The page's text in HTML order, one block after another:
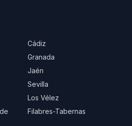
Cádiz
Granada
Jaén
Sevilla
Los Vélez
Filabres-Tabernas